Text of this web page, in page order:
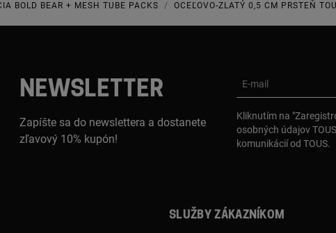
BOLD BEAR + MESH TUBE PACKS OCEĽOVO-ZLATÝ 0,5 CM PRSTEŇ
NEWSLETTER
Zapíšte sa do newslettera a dostanete
zľavový 10% kupón!
E-mail
Kliknutím na
osobných údajov
komunikácií od TOUS.
Služby zákazníkom